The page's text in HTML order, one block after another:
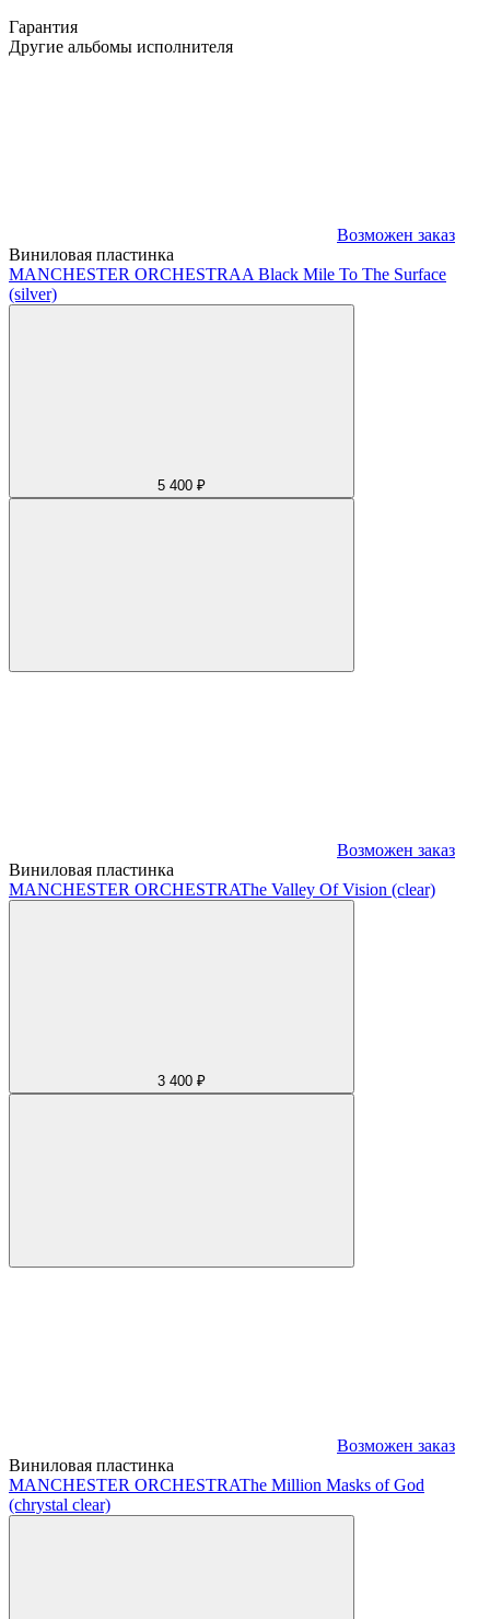
Гарантия
Другие альбомы исполнителя
Возможен заказ
Виниловая пластинка
MANCHESTER ORCHESTRAA Black Mile To The Surface
(silver)
5 400 ₽
Возможен заказ
Виниловая пластинка
MANCHESTER ORCHESTRAThe Valley Of Vision (clear)
3 400 ₽
Возможен заказ
Виниловая пластинка
MANCHESTER ORCHESTRAThe Million Masks of God
(chrystal clear)